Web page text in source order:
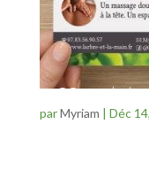
Offrez de la
parMyriam | Déc